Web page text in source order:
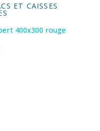
ET CAISSES
400x300 rouge